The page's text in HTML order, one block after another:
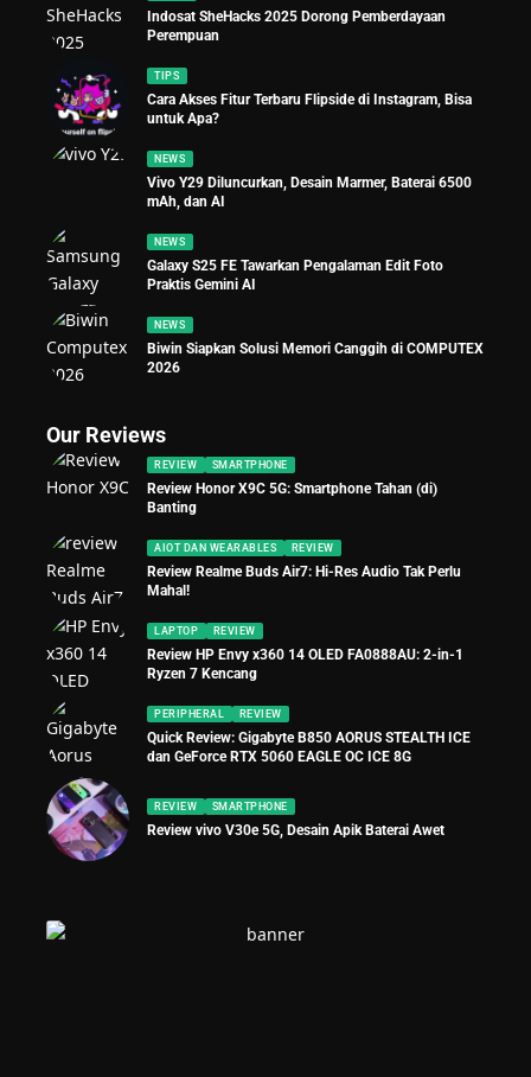
Indosat SheHacks 2025 Dorong Pemberdayaan
Perempuan
TIPS
Cara Akses Fitur Terbaru Flipside di Instagram, Bisa
untuk Apa?
NEWS
Vivo Y29 Diluncurkan, Desain Marmer, Baterai 6500
mAh, dan AI
NEWS
Galaxy S25 FE Tawarkan Pengalaman Edit Foto
Praktis Gemini AI
NEWS
Biwin Siapkan Solusi Memori Canggih di COMPUTEX
2026
Our Reviews
REVIEW SMARTPHONE
Review Honor X9C 5G: Smartphone Tahan (di)
Banting
AIOT DAN WEARABLES REVIEW
Review Realme Buds Air7: Hi-Res Audio Tak Perlu
Mahal!
LAPTOP REVIEW
Review HP Envy x360 14 OLED FA0888AU: 2-in-1
Ryzen 7 Kencang
PERIPHERAL REVIEW
Quick Review: Gigabyte B850 AORUS STEALTH ICE
dan GeForce RTX 5060 EAGLE OC ICE 8G
REVIEW SMARTPHONE
Review vivo V30e 5G, Desain Apik Baterai Awet